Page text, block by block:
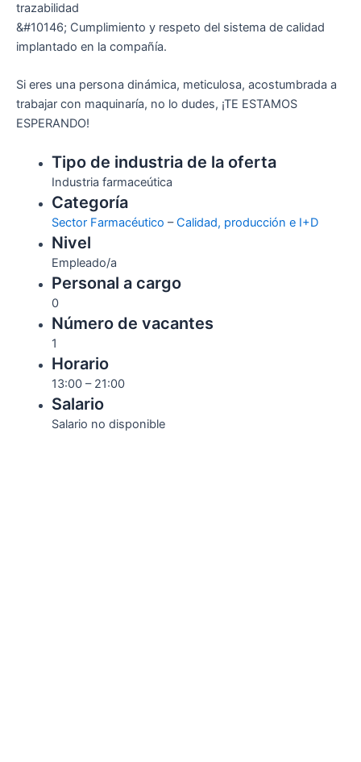
trazabilidad
&#10146; Cumplimiento y respeto del sistema de calidad
implantado en la compañía.
Si eres una persona dinámica, meticulosa, acostumbrada a
trabajar con maquinaría, no lo dudes, ¡TE ESTAMOS
ESPERANDO!
Tipo de industria de la oferta
Industria farmaceútica
Categoría
Sector Farmacéutico –Calidad, producción e I+D
Nivel
Empleado/a
Personal a cargo
0
Número de vacantes
1
Horario
13:00 – 21:00
Salario
Salario no disponible